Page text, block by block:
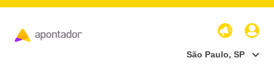
São Paulo, SP